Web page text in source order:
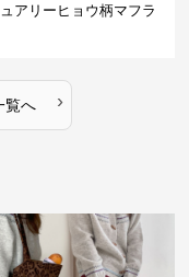
アリーヒョウ柄マフラ
覧へ ›